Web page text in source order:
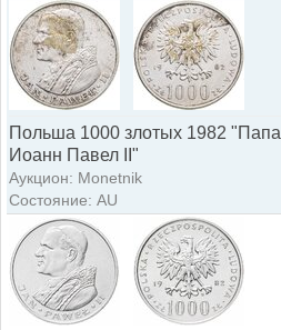
Польша 1000 злотых 1982 "Папа
Иоанн Павел II"
Аукцион: Monetnik
Состояние: AU